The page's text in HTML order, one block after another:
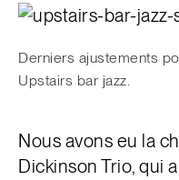
Derniers ajustements
Upstairs bar jazz.
Nous avons eu la
Dickinson Trio, qui